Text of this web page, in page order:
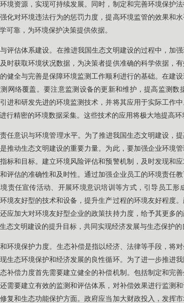
境资源，实现可持续发展。同时，制定和完善环境保护
化对环境违法行为的惩罚力度，提高环境监管的效果和
可靠，为环境保护决策提供依据。
评估体系建设。在推进我国生态文明建设的过程中，加
时获取环境状况数据，为决策者提供准确的科学依据，
健全与完善是保障环境监测工作顺利进行的基础。在建
网络覆盖。要注意监测设备的更新和维护，提高监测
进和研发先进的环境监测技术，并将其应用于实际工作
行精密的环境数据采集。这些技术的应用将极大地提高环
任意识与环境管理水平。为了推进我国生态文明建设，
推动生态文明建设的重要力量。为此，要加强企业环境
标和目标。建立环境风险评估和预警机制，及时发现和
评估的准确性和及时性。通过加强企业员工的环境责任
责任宣传活动、开展环境意识培训等方式，引导员工
境友好型的技术和设备，提升生产过程的环境友好程度
应加大对环境友好型企业的政策扶持力度，给予其更多
态文明建设的提升目标，共同实现经济发展与生态保护的
环境保护力度。生态补偿是指以经济、法律等手段，将
生态环境保护和经济发展的良性循环。为了进一步推进
补偿力度首先需要建立健全的补偿机制。包括制定和完
需要建立有效的监测和评估体系，对补偿效果进行监测
复和生态功能保护方面。政府应当加大财政投入，发挥